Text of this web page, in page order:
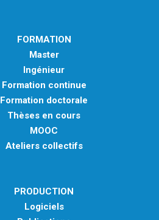
FORMATION
Master
Ingénieur
Formation continue
Formation doctorale
Thèses en cours
MOOC
Ateliers collectifs
PRODUCTION
Logiciels